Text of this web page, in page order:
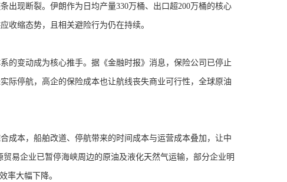
出现断裂。伊朗作为日均产量330万桶、出口超200万桶的核心
收缩态势，且相关避险行为仍在持续。
变动成为核心推手。据《金融时报》消息，保险公司已停止
际停航，高企的保险成本也让航线丧失商业可行性，全球原油
本，船舶改道、停航带来的时间成本与运营成本叠加，让中
易企业已暂停海峡周边的原油及液化天然气运输，部分企业明
率大幅下降。